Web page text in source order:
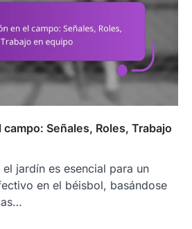
Señales, Roles, Trabajo
jardín es esencial para un
en el béisbol, basándose